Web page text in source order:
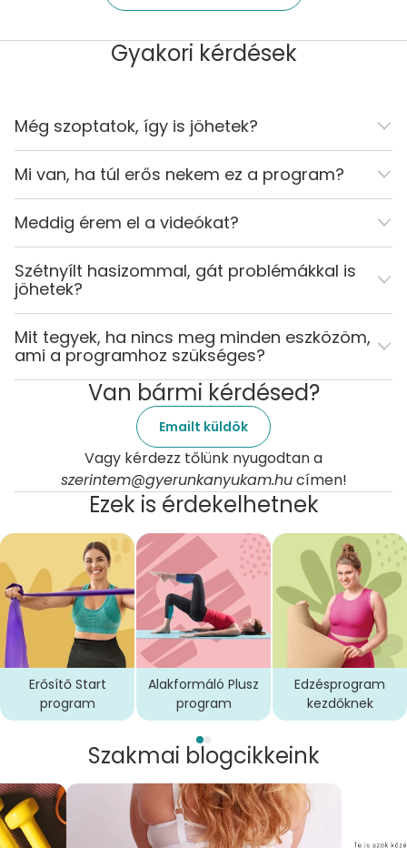
Gyakori kérdések
Még szoptatok, így is jöhetek?
Mi van, ha túl erős nekem ez a program?
Meddig érem el a videókat?
Szétnyílt hasizommal, gát problémákkal is
jöhetek?
Mit tegyek, ha nincs meg minden eszközöm,
ami a programhoz szükséges?
Van bármi kérdésed?
Emailt küldök
Vagy kérdezz tőlünk nyugodtan a
szerintem@gyerunkanyukam.hucímen!
Ezek is érdekelhetnek
Erősítő Start
program
Alakformáló Plusz
program
Edzésprogram
kezdőknek
Szakmai blogcikkeink